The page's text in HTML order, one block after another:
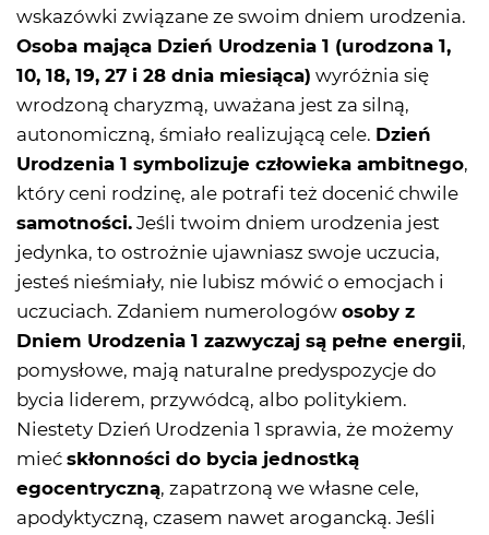
wskazówki związane ze swoim dniem urodzenia.
Osoba mająca Dzień Urodzenia 1 (urodzona 1,
10, 18, 19, 27 i 28 dnia miesiąca) wyróżnia się
wrodzoną charyzmą, uważana jest za silną,
autonomiczną, śmiało realizującą cele. Dzień
Urodzenia 1 symbolizuje człowieka ambitnego,
który ceni rodzinę, ale potrafi też docenić chwile
samotności. Jeśli twoim dniem urodzenia jest
jedynka, to ostrożnie ujawniasz swoje uczucia,
jesteś nieśmiały, nie lubisz mówić o emocjach i
uczuciach. Zdaniem numerologów osoby z
Dniem Urodzenia 1 zazwyczaj są pełne energii,
pomysłowe, mają naturalne predyspozycje do
bycia liderem, przywódcą, albo politykiem.
Niestety Dzień Urodzenia 1 sprawia, że możemy
mieć skłonności do bycia jednostką
egocentryczną, zapatrzoną we własne cele,
apodyktyczną, czasem nawet arogancką. Jeśli